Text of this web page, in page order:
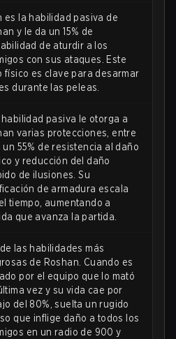
es la habilidad pasiva de
y le da un 15% de
de aturdir a los
con sus ataques. Este
físico es clave para desarmar
durante las peleas.
habilidad pasiva le otorga a
varias protecciones, entre
un 55% de resistencia al daño
y reducción del daño
de ilusiones. Su
de armadura escala
tiempo, aumentando a
que avanza la partida.
las habilidades más
de Roshan. Cuando es
por el equipo que lo mató
vez y su vida cae por
del 80%, suelta un rugido
que inflige daño a todos los
en un radio de 900 y